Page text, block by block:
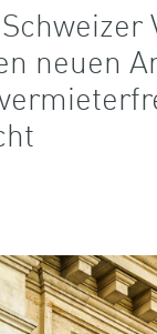
neuen